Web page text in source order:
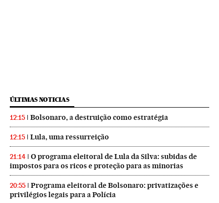
ÚLTIMAS NOTICIAS
12:15 Bolsonaro, a destruição como estratégia
12:15 Lula, uma ressurreição
21:14
O programa eleitoral de Lula da Silva: subidas de
impostos para os ricos e proteção para as minorias
20:55
Programa eleitoral de Bolsonaro: privatizações e
privilégios legais para a Polícia